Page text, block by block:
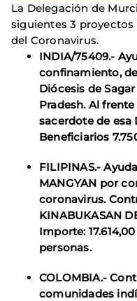
La Delegación de
siguientes 3
del Coronavirus.
INDIA/75409.-
confinamiento,
Diócesis de
Pradesh. Al
sacerdote de esa
Beneficiarios
FILIPINAS.-
MANGYAN por
coronavirus.
KINABUKASAN
Importe:
personas.
COLOMBIA.-
comunidades